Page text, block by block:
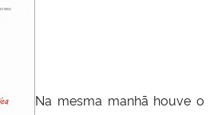
Na mesma manhã houve o